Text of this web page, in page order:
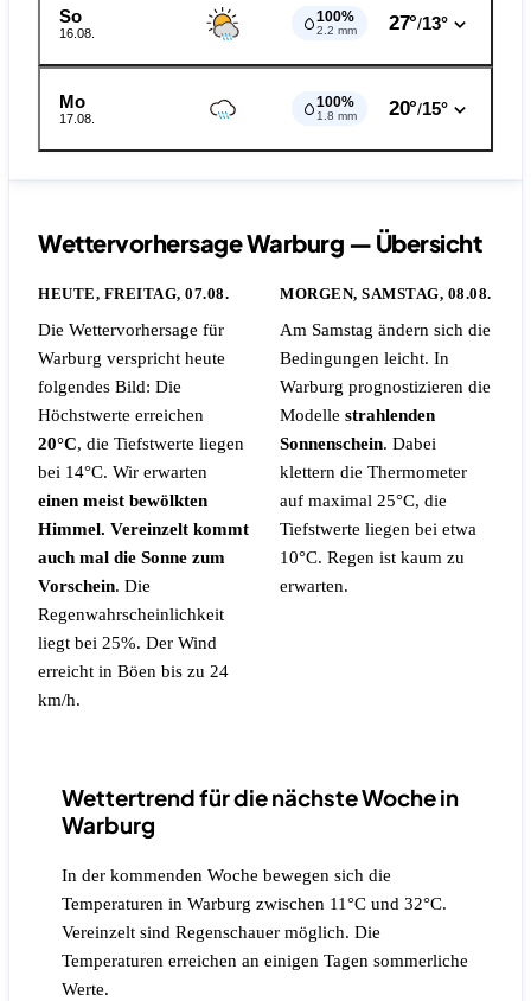
So
16.08.
100%
2.2 mm 27°/13°
Mo
17.08.
100%
1.8 mm 20°/15°
Wettervorhersage Warburg — Übersicht
HEUTE, FREITAG, 07.08.
Die Wettervorhersage für
Warburg verspricht heute
folgendes Bild: Die
Höchstwerte erreichen
20°C, die Tiefstwerte liegen
bei 14°C. Wir erwarten
einen meist bewölkten
Himmel. Vereinzelt kommt
auch mal die Sonne zum
Vorschein. Die
Regenwahrscheinlichkeit
liegt bei 25%. Der Wind
erreicht in Böen bis zu 24
km/h.
MORGEN, SAMSTAG, 08.08.
Am Samstag ändern sich die
Bedingungen leicht. In
Warburg prognostizieren die
Modelle strahlenden
Sonnenschein. Dabei
klettern die Thermometer
auf maximal 25°C, die
Tiefstwerte liegen bei etwa
10°C. Regen ist kaum zu
erwarten.
Wettertrend für die nächste Woche in
Warburg
In der kommenden Woche bewegen sich die
Temperaturen in Warburg zwischen 11°C und 32°C.
Vereinzelt sind Regenschauer möglich. Die
Temperaturen erreichen an einigen Tagen sommerliche
Werte.